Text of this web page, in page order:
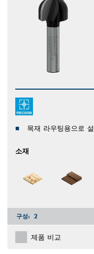
목재 라우팅용으로
소재
구성: 2
제품 비교